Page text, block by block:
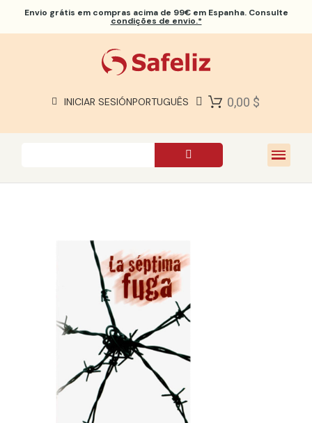
Envio grátis em compras acima de 99€ em Espanha. Consulte
condições de envio.*
INICIAR SESIÓNPORTUGUÊS 0,00 $
SOBRE NÓS